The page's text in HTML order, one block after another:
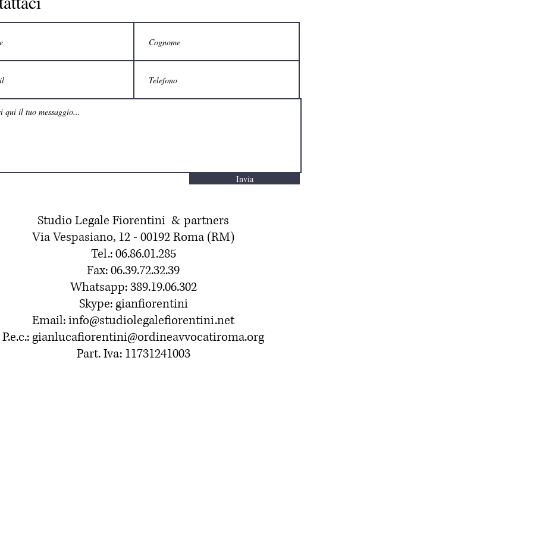
Invia
Studio Legale Fiorentini & partners
Via Vespasiano, 12 - 00192 Roma (RM)
Tel.: 06.86.01.285
Fax: 06.39.72.32.39
Whatsapp: 389.19.06.302
Skype: gianfiorentini
Email:info@studiolegalefiorentini.net
P.e.c.:gianlucafiorentini@ordineavvocatiroma.org
Part. Iva: 11731241003